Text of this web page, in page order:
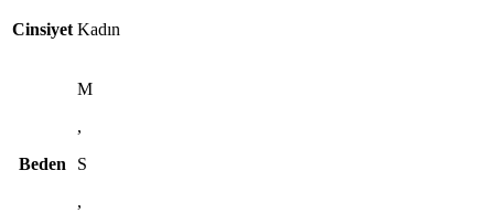
Cinsiyet Kadın
Beden
M
,
S
,